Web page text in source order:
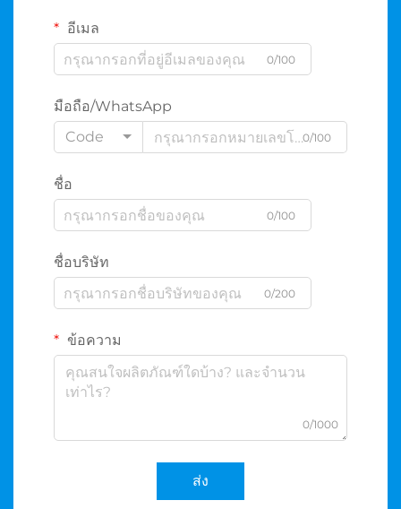
อีเมล
0/100
มือถือ/WhatsApp
Code
0/100
ชื่อ
0/100
ชื่อบริษัท
0/200
ข้อความ
0/1000
ส่ง